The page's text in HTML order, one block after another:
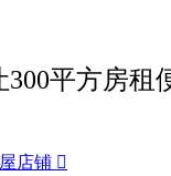
300平方房租
店铺 